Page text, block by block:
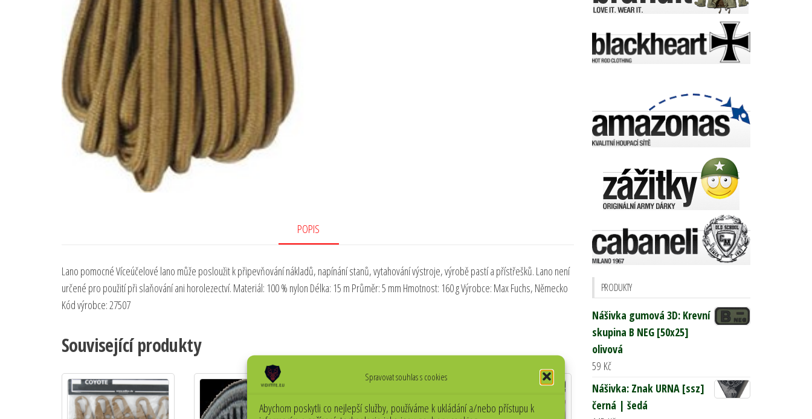
Spravovat souhlas s cookies
Abychom poskytli co nejlepší služby, používáme k ukládání a/nebo přístupu k
POPIS
Lano pomocné Víceúčelové lano může posloužit k připevňování nákladů, napínání stanů, vytahování výstroje, výrobě pastí a přístřešků. Lano není
určené pro použití při slaňování ani horolezectví. Materiál: 100 % nylon Délka: 15 m Průměr: 5 mm Hmotnost: 160 g Výrobce: Max Fuchs, Německo
Kód výrobce: 27507
Související produkty
PRODUKTY
Nášivka gumová 3D: Krevní
skupina B NEG [50x25]
olivová
59 Kč
Nášivka: Znak URNA [ssz]
černá | šedá